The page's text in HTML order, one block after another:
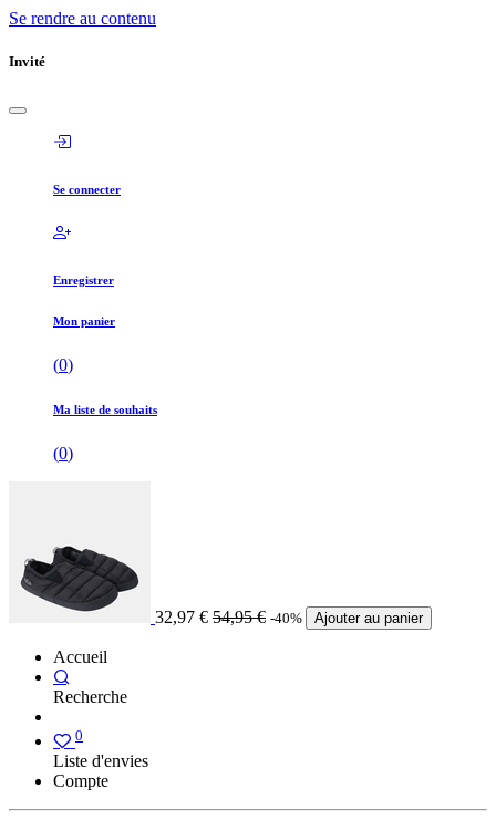
Se rendre au contenu
Invité
Se connecter
Enregistrer
Mon panier
(0)
Ma liste de souhaits
(0)
32,97 € 54,95€ -40% Ajouter au panier
Accueil
Recherche
0
Liste d'envies
Compte